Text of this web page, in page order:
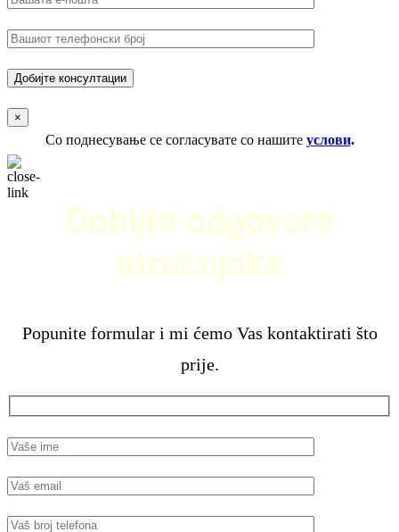
×
Со поднесување се согласувате со нашите услови.
Dobijte odgovore
stručnjaka
Popunite formular i mi ćemo Vas kontaktirati što
prije.